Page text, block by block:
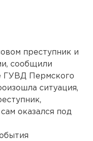
преступник и
сообщили
ГУВД Пермского
ситуация,
оказался под